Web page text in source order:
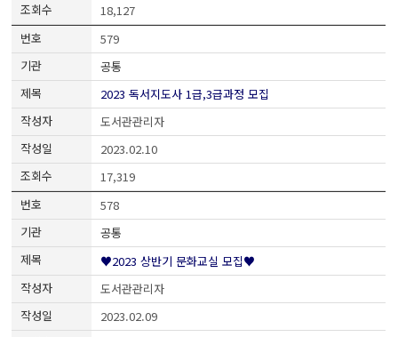
18,127
579
공통
2023 독서지도사 1급,3급과정 모집
도서관관리자
2023.02.10
17,319
578
공통
♥2023 상반기 문화교실 모집♥
도서관관리자
2023.02.09